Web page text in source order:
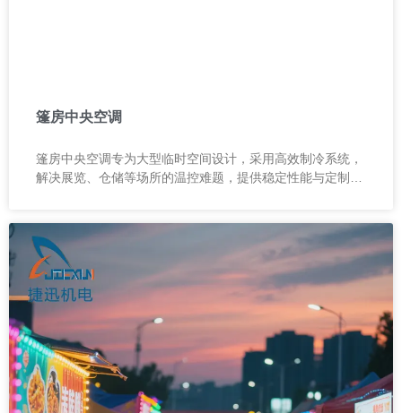
篷房中央空调
篷房中央空调专为大型临时空间设计，采用高效制冷系统，
解决展览、仓储等场所的温控难题，提供稳定性能与定制化